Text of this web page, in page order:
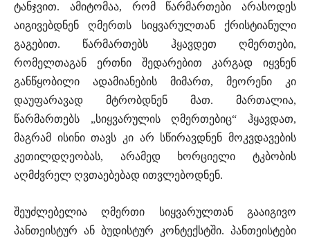
ტანჯვით. ამიტომაა, რომ წარმართები არასოდეს
აიგივებდნენ ღმერთს სიყვარულთან ქრისტიანული
გაგებით. წარმართებს ჰყავდეთ ღმერთები,
რომელთაგან ერთნი შედარებით კარგად იყვნენ
განწყობილი ადამიანების მიმართ, მეორენი კი
დაუფარავად მტრობდნენ მათ. მართალია,
წარმართებს „სიყვარულის ღმერთებიც“ ჰყავდათ,
მაგრამ ისინი თავს კი არ სწირავდნენ მოკვდავების
კეთილდღეობას, არამედ ხორციელი ტკბობის
აღმძვრელ ღვთაებებად ითვლებოდნენ.
შეუძლებელია ღმერთი სიყვარულთან გააიგივო
პანთეისტურ ან ბუდისტურ კონტექსტში. პანთეისტები